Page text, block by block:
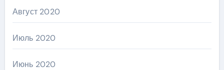
Август 2020
Июль 2020
Июнь 2020